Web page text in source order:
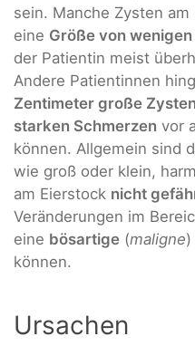
sein. Manche Zysten
eine Größe von
der Patientin meist
Andere Patientinnen
Zentimeter große Zysten
starken Schmerzen vor
können. Allgemein sind
wie groß oder klein,
am Eierstock nicht
Veränderungen im
eine bösartige (maligne)
können.
Ursachen